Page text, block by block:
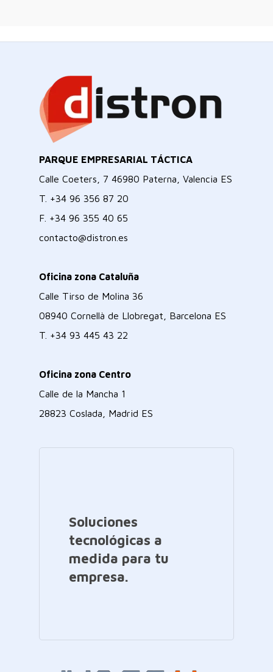
PARQUE EMPRESARIAL TÁCTICA
Calle Coeters, 7 46980 Paterna, Valencia ES
T. +34 96 356 87 20
F. +34 96 355 40 65
contacto@distron.es
Oficina zona Cataluña
Calle Tirso de Molina 36
08940 Cornellà de Llobregat, Barcelona ES
T. +34 93 445 43 22
Oficina zona Centro
Calle de la Mancha 1
28823 Coslada, Madrid ES
Soluciones
tecnológicas a
medida para tu
empresa.